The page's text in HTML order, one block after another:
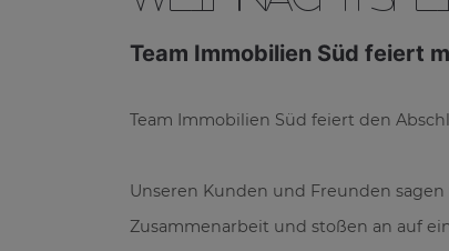
Team Immobilien Süd feiert
Team Immobilien Süd feiert den
Unseren Kunden und Freunden
Zusammenarbeit und stoßen an auf